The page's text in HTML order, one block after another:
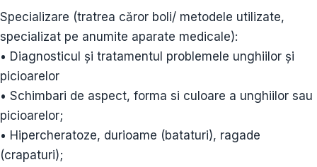
Specializare (tratrea căror boli/ metodele utilizate,
specializat pe anumite aparate medicale):
• Diagnosticul și tratamentul problemele unghiilor și
picioarelor
• Schimbari de aspect, forma si culoare a unghiilor sau
picioarelor;
• Hipercheratoze, durioame (bataturi), ragade
(crapaturi);